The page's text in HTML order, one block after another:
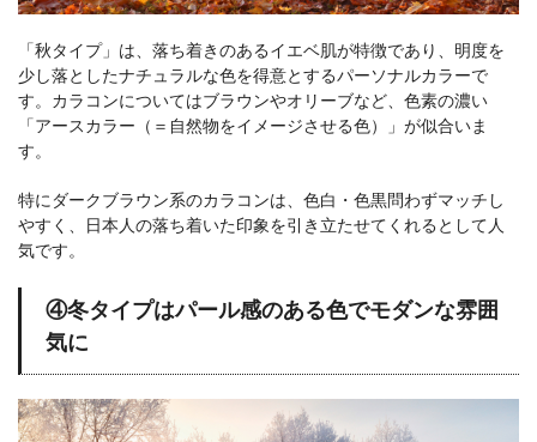
「秋タイプ」は、落ち着きのあるイエベ肌が特徴であり、明度を
少し落としたナチュラルな色を得意とするパーソナルカラーで
す。カラコンについてはブラウンやオリーブなど、色素の濃い
「アースカラー（＝自然物をイメージさせる色）」が似合いま
す。
特にダークブラウン系のカラコンは、色白・色黒問わずマッチし
やすく、日本人の落ち着いた印象を引き立たせてくれるとして人
気です。
④冬タイプはパール感のある色でモダンな雰囲
気に